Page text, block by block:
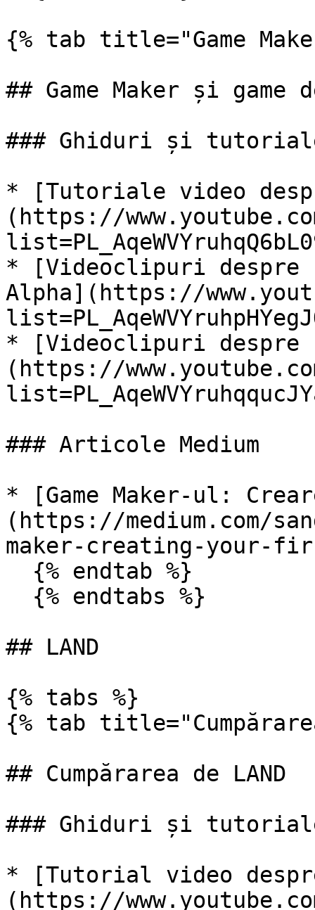
{% tab title="Game
## Game Maker și game
### Ghiduri și
* [Tutoriale video
(https://
* [Videoclipuri despre
Alpha](https://
* [Videoclipuri despre
(https://
### Articole Medium
* [Game Maker-ul:
(https://medium.com/
maker-creating-your-
## LAND
{% tabs %}
{% tab
## Cumpărarea de LAND
### Ghiduri și
* [Tutorial video despre
(https://www.youtube.com/